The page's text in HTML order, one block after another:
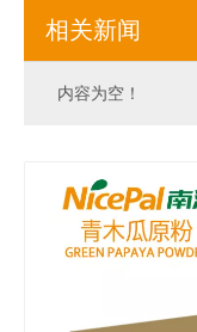
相关新闻
内容为空！